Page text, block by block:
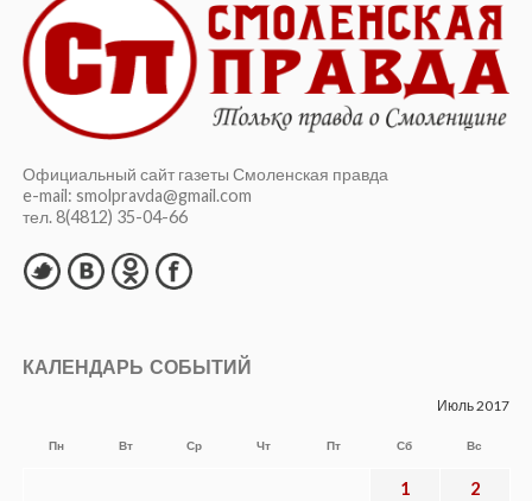
Официальный сайт газеты Смоленская правда
e-mail: smolpravda@gmail.com
тел. 8(4812) 35-04-66
КАЛЕНДАРЬ СОБЫТИЙ
Июль 2017
Пн Вт Ср Чт Пт Сб Вс
1 2